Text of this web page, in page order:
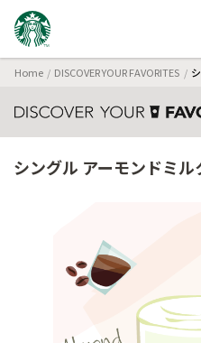
Home DISCOVER YOUR FAVORITES
シングル アーモンドミル